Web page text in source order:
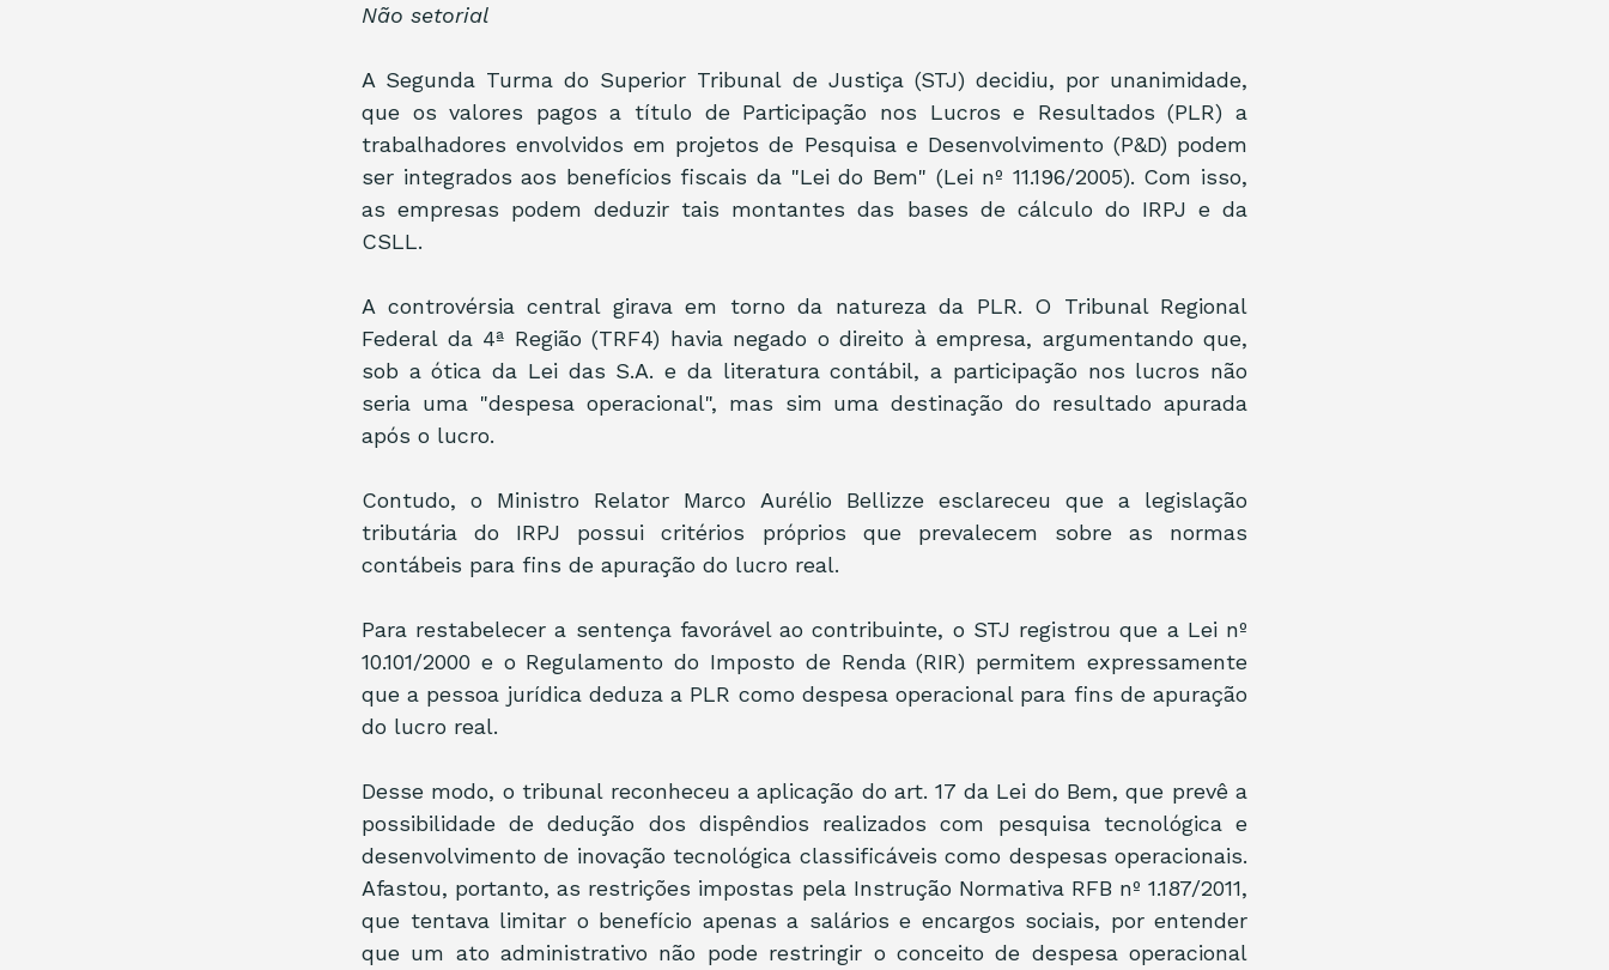
Não setorial
A Segunda Turma do Superior Tribunal de Justiça (STJ) decidiu, por unanimidade,
que os valores pagos a título de Participação nos Lucros e Resultados (PLR) a
trabalhadores envolvidos em projetos de Pesquisa e Desenvolvimento (P&D) podem
ser integrados aos benefícios fiscais da "Lei do Bem" (Lei nº 11.196/2005). Com isso,
as empresas podem deduzir tais montantes das bases de cálculo do IRPJ e da
CSLL.
A controvérsia central girava em torno da natureza da PLR. O Tribunal Regional
Federal da 4ª Região (TRF4) havia negado o direito à empresa, argumentando que,
sob a ótica da Lei das S.A. e da literatura contábil, a participação nos lucros não
seria uma "despesa operacional", mas sim uma destinação do resultado apurada
após o lucro.
Contudo, o Ministro Relator Marco Aurélio Bellizze esclareceu que a legislação
tributária do IRPJ possui critérios próprios que prevalecem sobre as normas
contábeis para fins de apuração do lucro real.
Para restabelecer a sentença favorável ao contribuinte, o STJ registrou que a Lei nº
10.101/2000 e o Regulamento do Imposto de Renda (RIR) permitem expressamente
que a pessoa jurídica deduza a PLR como despesa operacional para fins de apuração
do lucro real.
Desse modo, o tribunal reconheceu a aplicação do art. 17 da Lei do Bem, que prevê a
possibilidade de dedução dos dispêndios realizados com pesquisa tecnológica e
desenvolvimento de inovação tecnológica classificáveis como despesas operacionais.
Afastou, portanto, as restrições impostas pela Instrução Normativa RFB nº 1.187/2011,
que tentava limitar o benefício apenas a salários e encargos sociais, por entender
que um ato administrativo não pode restringir o conceito de despesa operacional